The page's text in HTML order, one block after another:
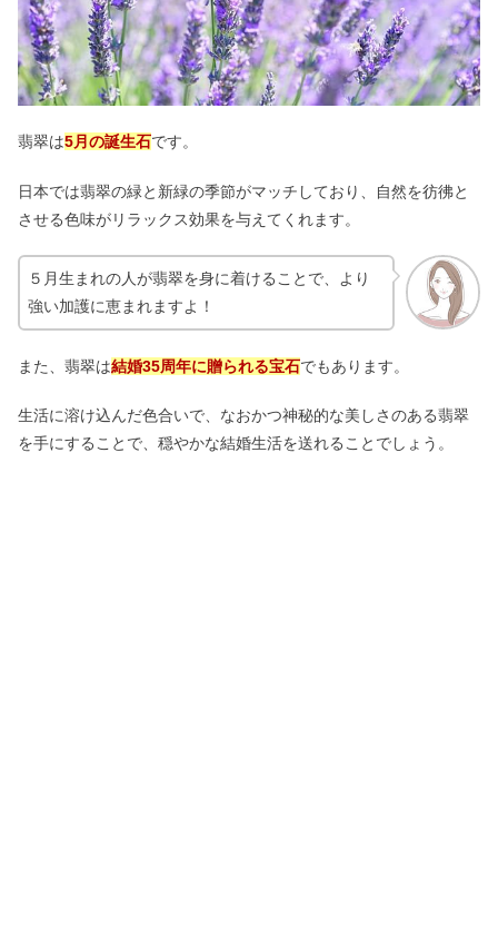
翡翠は5月の誕生石です。
日本では翡翠の緑と新緑の季節がマッチしており、自然を彷彿と
させる色味がリラックス効果を与えてくれます。
５月生まれの人が翡翠を身に着けることで、より
強い加護に恵まれますよ！
また、翡翠は結婚35周年に贈られる宝石でもあります。
生活に溶け込んだ色合いで、なおかつ神秘的な美しさのある翡翠
を手にすることで、穏やかな結婚生活を送れることでしょう。